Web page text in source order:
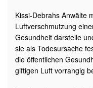
Kissi-Debrahs Anwälte
Luftverschmutzung
Gesundheit darstelle
sie als Todesursache
die öffentlichen
giftigen Luft vorrangig